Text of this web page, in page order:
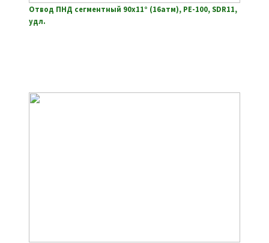
Отвод ПНД сегментный 90х11° (16атм), РЕ-100, SDR11,
удл.